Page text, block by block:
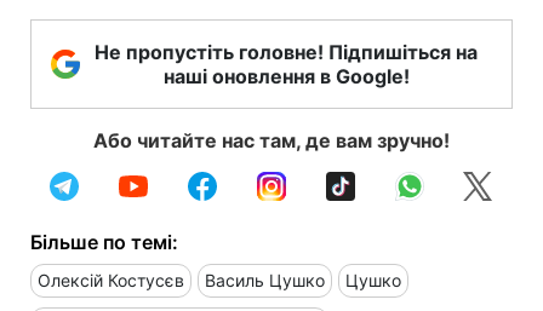
Не пропустіть головне! Підпишіться на
наші оновлення в Google!
Або читайте нас там, де вам зручно!
Більше по темі:
Олексій Костусєв Василь Цушко Цушко